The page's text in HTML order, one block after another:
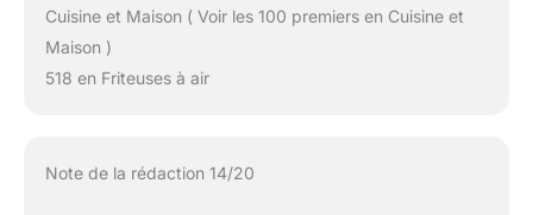
Cuisine et Maison ( Voir les 100 premiers en Cuisine et
Maison )
518 en Friteuses à air
Note de la rédaction 14/20